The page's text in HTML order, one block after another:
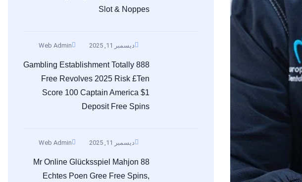
Slot & Noppes
ديسمبر 11, 2025 Web Admin
888 Gambling Establishment Totally
Free Revolves 2025 Risk £ten
Score 100 Captain America $1
Deposit Free Spins
ديسمبر 11, 2025 Web Admin
Mr Online Glücksspiel Mahjon 88
Echtes Poen Gree Free Spins,